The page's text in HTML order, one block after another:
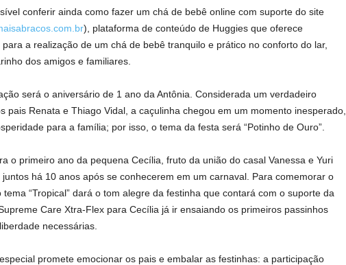
conferir ainda como fazer um chá de bebê online com suporte do site
), plataforma de conteúdo de Huggies que oferece
a realização de um chá de bebê tranquilo e prático no conforto do lar,
dos amigos e familiares.
será o aniversário de 1 ano da Antônia. Considerada um verdadeiro
pais Renata e Thiago Vidal, a caçulinha chegou em um momento inesperado,
para a família; por isso, o tema da festa será “Potinho de Ouro”.
o primeiro ano da pequena Cecília, fruto da união do casal Vanessa e Yuri
há 10 anos após se conhecerem em um carnaval. Para comemorar o
“Tropical” dará o tom alegre da festinha que contará com o suporte da
Care Xtra-Flex para Cecília já ir ensaiando os primeiros passinhos
necessárias.
promete emocionar os pais e embalar as festinhas: a participação